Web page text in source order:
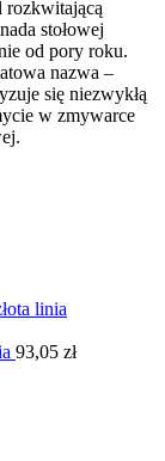
rozkwitającą
stołowej
od pory roku.
nazwa –
się niezwykłą
w zmywarce
93,05 zł